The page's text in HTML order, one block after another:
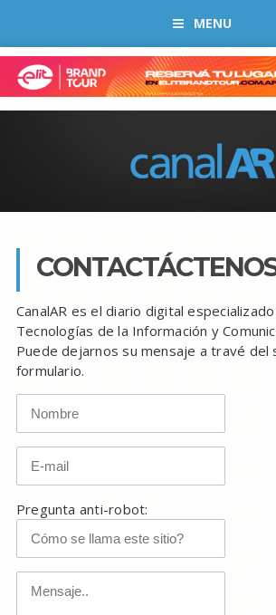
MENU
CanalAR es el diario digital
Tecnologías de la Información y
Puede dejarnos su mensaje a travé del
formulario.
Pregunta anti-robot: